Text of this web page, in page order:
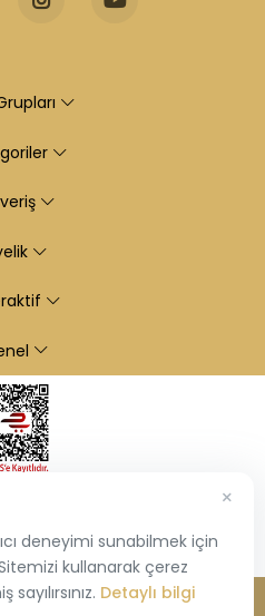
- Tüm hakları saklıdır.
deneyimi sunabilmek için
kullanarak çerez
Detaylı bilgi
×